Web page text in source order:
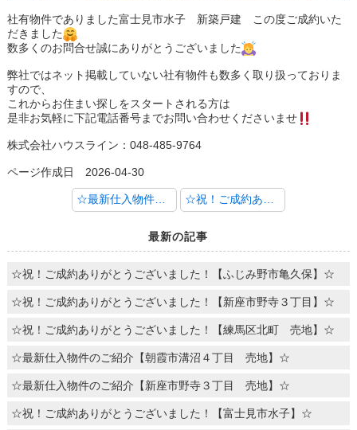
社有物件でありました富士見市水子 新築戸建 この度ご成約いた
だきました
数多くのお問合せ誠にありがとうございました
弊社ではネット掲載していない社有物件も数多く取り扱っておりま
すので、
これからお住まい探しをスタートされる方は
是非お気軽に下記電話番号までお問い合わせくださいませ
株式会社ハウスライン：048-485-9764
ページ作成日 2026-04-30
☆最新仕入物件のご紹介【新座市野寺３丁目 売地】☆
最新の記事
☆祝！ご成約ありがとうございました！【ふじみ野市亀久保】☆
☆祝！ご成約ありがとうございました！【新座市野寺３丁目】☆
☆祝！ご成約ありがとうございました！【練馬区北町 売地】☆
☆最新仕入物件のご紹介【朝霞市溝沼４丁目 売地】☆
☆最新仕入物件のご紹介【新座市野寺３丁目 売地】☆
☆祝！ご成約ありがとうございました！【富士見市水子】☆